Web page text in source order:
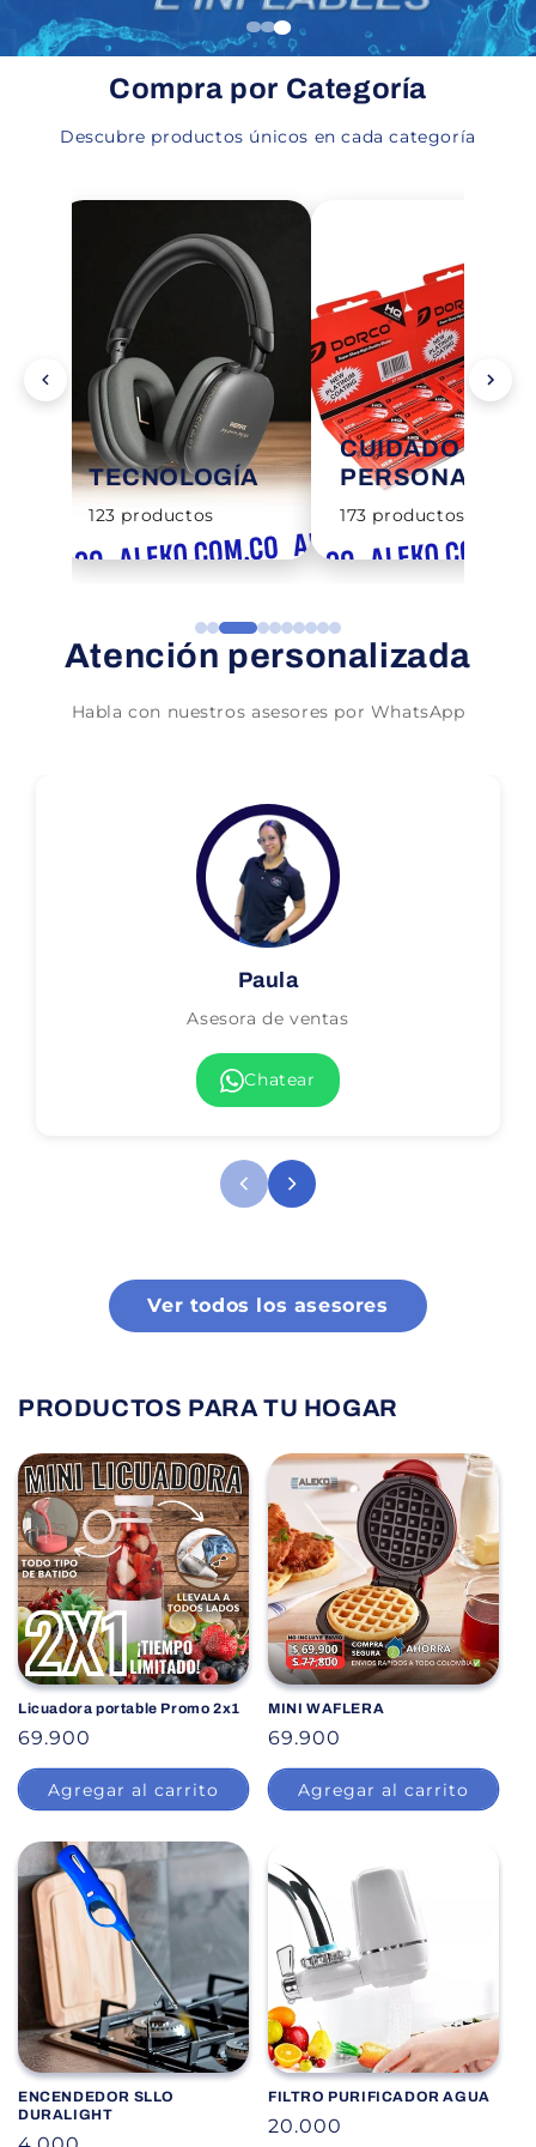
Compra por Categoría
Descubre productos únicos en cada categoría
TECNOLOGÍA
123 productos
CUIDADO
PERSONAL
173 productos
Atención personalizada
Habla con nuestros asesores por WhatsApp
Paula
Asesora de ventas
Chatear
Ver todos los asesores
PRODUCTOS PARA TU HOGAR
Licuadora portable Promo 2x1
P
r
e
i
o
a
i
t
u
l
69.900
Agregar al carrito
MINI WAFLERA
P
r
e
o
b
t
u
69.900
Agregar al carrito
ENCENDEDOR SLLO
DURALIGHT
FILTRO PURIFICADOR AGUA
P
20.000